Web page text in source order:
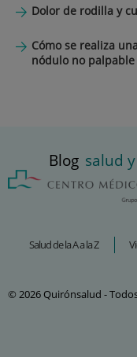
Dolor de rodilla y
Cómo se realiza
nódulo no palpable
Blog salud
Salud de la A a la Z
© 2026 Quirónsalud -